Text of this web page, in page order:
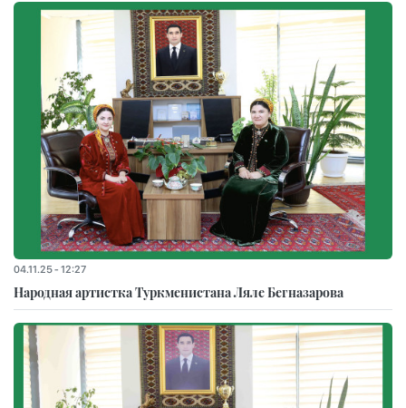
04.11.25 - 12:27
Народная артистка Туркменистана Ляле Бегназарова